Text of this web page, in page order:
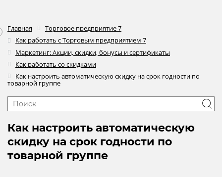
Главная
Торговое предприятие 7
Как работать с Торговым предприятием 7
Маркетинг: Акции, скидки, бонусы и сертификаты
Как работать со скидками
Как настроить автоматическую скидку на срок годности по
товарной группе
Как настроить автоматическую
скидку на срок годности по
товарной группе